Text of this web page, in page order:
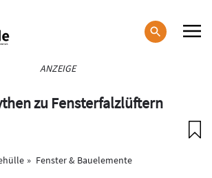
ANZEIGE
zu Fensterfalzlüftern
Fenster & Bauelemente